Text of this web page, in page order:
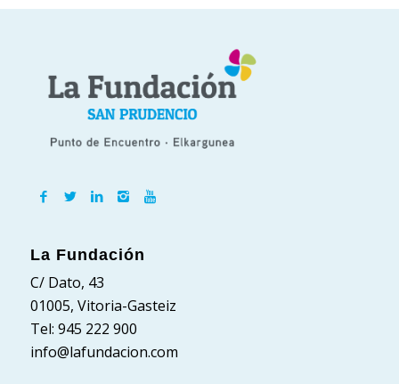
La Fundación
C/ Dato, 43
01005, Vitoria-Gasteiz
Tel: 945 222 900
info@lafundacion.com